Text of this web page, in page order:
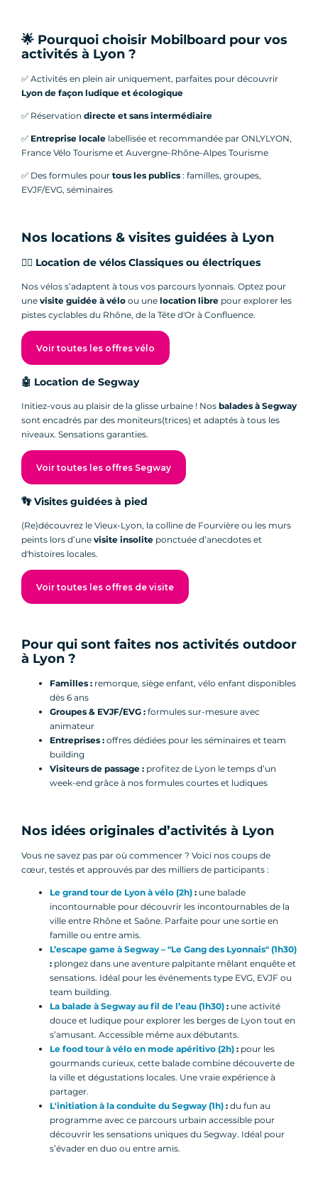
🌟 Pourquoi choisir Mobilboard pour vos
activités à Lyon ?
✅ Activités en plein air uniquement, parfaites pour découvrir
Lyon de façon ludique et écologique
✅ Réservation directe et sans intermédiaire
✅ Entreprise locale labellisée et recommandée par ONLYLYON,
France Vélo Tourisme et Auvergne-Rhône-Alpes Tourisme
✅ Des formules pour tous les publics : familles, groupes,
EVJF/EVG, séminaires
Nos locations & visites guidées à Lyon
🚴‍♀️ Location de vélos Classiques ou électriques
Nos vélos s’adaptent à tous vos parcours lyonnais. Optez pour
une visite guidée à vélo ou une location libre pour explorer les
pistes cyclables du Rhône, de la Tête d'Or à Confluence.
Voir toutes les offres vélo
🤖 Location de Segway
Initiez-vous au plaisir de la glisse urbaine ! Nos balades à Segway
sont encadrés par des moniteurs(trices) et adaptés à tous les
niveaux. Sensations garanties.
Voir toutes les offres Segway
👣 Visites guidées à pied
(Re)découvrez le Vieux-Lyon, la colline de Fourvière ou les murs
peints lors d’une visite insolite ponctuée d’anecdotes et
d'histoires locales.
Voir toutes les offres de visite
Pour qui sont faites nos activités outdoor
à Lyon ?
Familles : remorque, siège enfant, vélo enfant disponibles
dès 6 ans
Groupes & EVJF/EVG : formules sur-mesure avec
animateur
Entreprises : offres dédiées pour les séminaires et team
building
Visiteurs de passage : profitez de Lyon le temps d’un
week-end grâce à nos formules courtes et ludiques
Nos idées originales d’activités à Lyon
Vous ne savez pas par où commencer ? Voici nos coups de
cœur, testés et approuvés par des milliers de participants :
Le grand tour de Lyon à vélo (2h) : une balade
incontournable pour découvrir les incontournables de la
ville entre Rhône et Saône. Parfaite pour une sortie en
famille ou entre amis.
L’escape game à Segway – "Le Gang des Lyonnais" (1h30)
: plongez dans une aventure palpitante mêlant enquête et
sensations. Idéal pour les événements type EVG, EVJF ou
team building.
La balade à Segway au fil de l’eau (1h30) : une activité
douce et ludique pour explorer les berges de Lyon tout en
s’amusant. Accessible même aux débutants.
Le food tour à vélo en mode apéritivo (2h) : pour les
gourmands curieux, cette balade combine découverte de
la ville et dégustations locales. Une vraie expérience à
partager.
L'initiation à la conduite du Segway (1h) : du fun au
programme avec ce parcours urbain accessible pour
découvrir les sensations uniques du Segway. Idéal pour
s’évader en duo ou entre amis.